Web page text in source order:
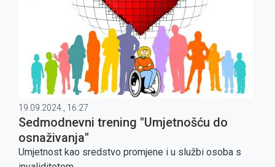
19.09.2024., 16:27
Sedmodnevni trening "Umjetnošću do
osnaživanja"
Umjetnost kao sredstvo promjene i u službi osoba s